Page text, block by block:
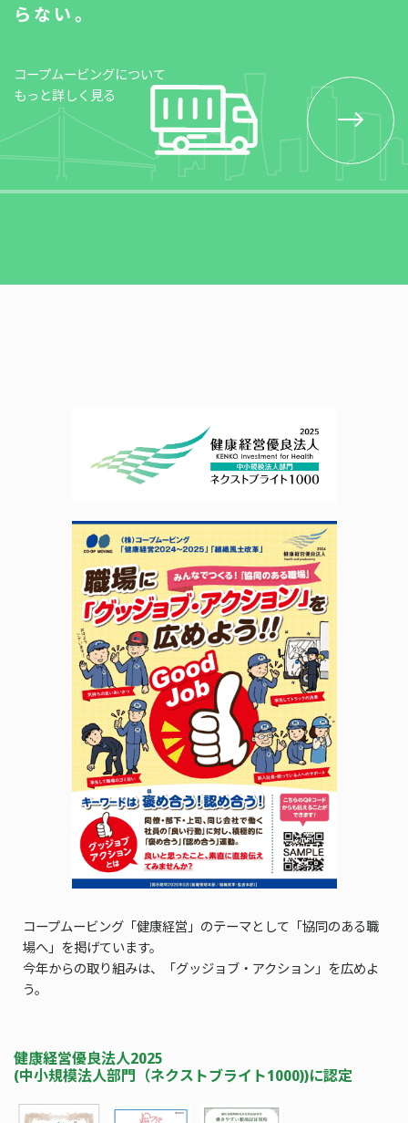
らない。
コープムービングについて
もっと詳しく見る
コープムービング「健康経営」のテーマとして「協同のある職
場へ」を掲げています。
今年からの取り組みは、「グッジョブ・アクション」を広めよ
う。
健康経営優良法人2025
(中小規模法人部門（ネクストブライト1000))に認定